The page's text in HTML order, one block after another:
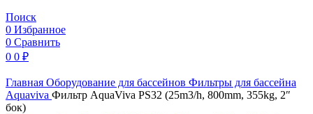
Поиск
0 Избранное
0 Сравнить
0 0 ₽
Главная Оборудование для бассейнов Фильтры для бассейна
Aquaviva Фильтр AquaViva PS32 (25m3/h, 800mm, 355kg, 2″
бок)